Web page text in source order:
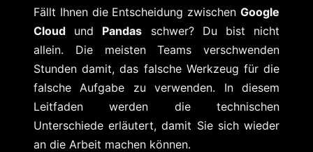
Fällt Ihnen die Entscheidung zwischen Google
Cloud und Pandas schwer? Du bist nicht
allein. Die meisten Teams verschwenden
Stunden damit, das falsche Werkzeug für die
falsche Aufgabe zu verwenden. In diesem
Leitfaden werden die technischen
Unterschiede erläutert, damit Sie sich wieder
an die Arbeit machen können.